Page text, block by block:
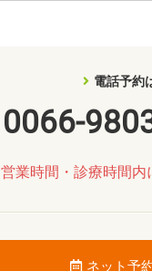
電話予約
0066-
営業時間・診療時間内
ネット予